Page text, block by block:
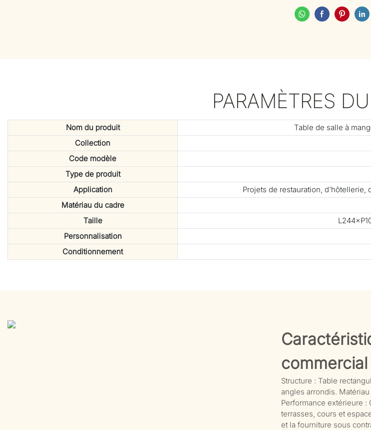
PARAMÈTRES
Nom du produit
Table de salle à
Collection
Code modèle
Type de produit
Application
Projets de restauration,
Matériau du cadre
Taille
Personnalisation
Conditionnement
commercial
Structure : Table
angles arrondis.
Performance extérieure
terrasses, cours et
et la fourniture sous